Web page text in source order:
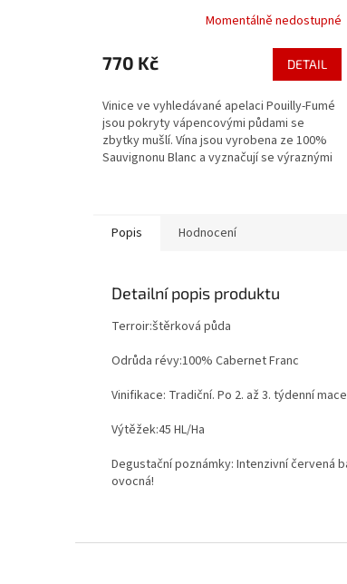
Momentálně nedostupné
770 Kč DETAIL
Vinice ve vyhledávané apelaci Pouilly-Fumé
jsou pokryty vápencovými půdami se
zbytky mušlí. Vína jsou vyrobena ze 100%
Sauvignonu Blanc a vyznačují se výraznými
Popis Hodnocení
Detailní popis produktu
Terroir:štěrková půda
Odrůda révy:100% Cabernet Franc
Vinifikace: Tradiční. Po 2. až 3. týdenní
Výtěžek:45 HL/Ha
Degustační poznámky: Intenzivní červená
ovocná!